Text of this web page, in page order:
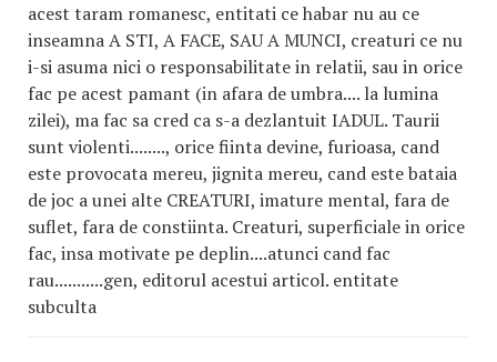
acest taram romanesc, entitati ce habar nu au ce
inseamna A STI, A FACE, SAU A MUNCI, creaturi ce nu
i-si asuma nici o responsabilitate in relatii, sau in orice
fac pe acest pamant (in afara de umbra.... la lumina
zilei), ma fac sa cred ca s-a dezlantuit IADUL. Taurii
sunt violenti........, orice fiinta devine, furioasa, cand
este provocata mereu, jignita mereu, cand este bataia
de joc a unei alte CREATURI, imature mental, fara de
suflet, fara de constiinta. Creaturi, superficiale in orice
fac, insa motivate pe deplin....atunci cand fac
rau...........gen, editorul acestui articol. entitate
subculta